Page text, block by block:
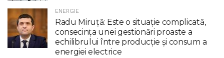
ENERGIE
Radu Miruţă: Este o situaţie complicată,
consecinţa unei gestionări proaste a
echilibrului între producţie şi consum a
energiei electrice